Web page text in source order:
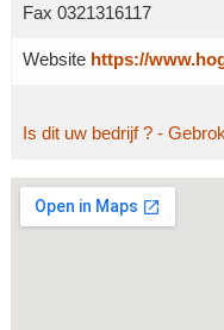
Fax 0321316117
Website https://
Is dit uw bedrijf ? -
Grotere kaart weergeven